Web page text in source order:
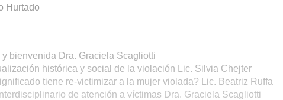
Hurtado
y bienvenida Dra. Graciela Scagliotti
histórica y social de la violación Lic. Silvia Chejter
tiene re-victimizar a la mujer violada? Lic. Beatriz Ruffa
de atención a víctimas Dra. Graciela Scagliotti